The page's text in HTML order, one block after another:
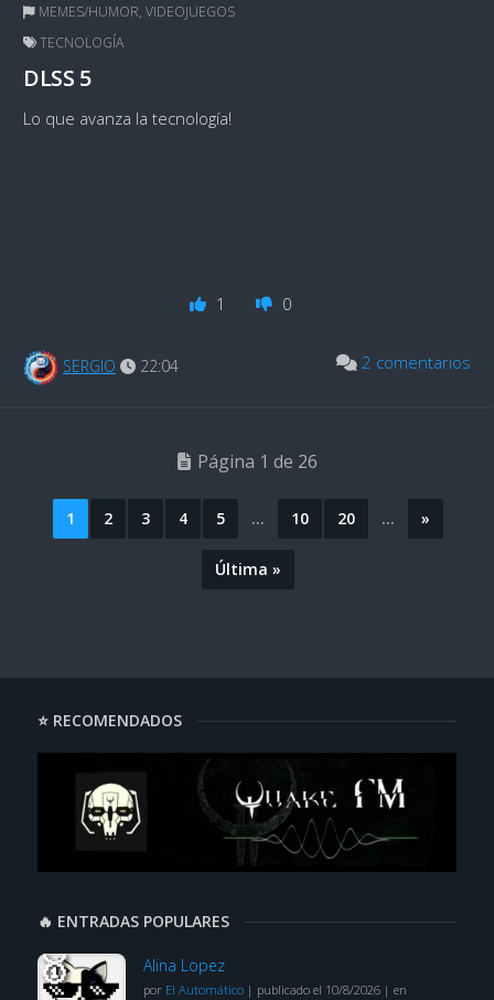
MEMES/HUMOR, VIDEOJUEGOS
TECNOLOGÍA
DLSS 5
Lo que avanza la tecnología!
1 0
SERGIO 22:04 2 comentarios
Página 1 de 26
1 2 3 4 5 ... 10 20 ... »
Última »
⭐ RECOMENDADOS
🔥 ENTRADAS POPULARES
Alina Lopez
por El Automático| publicado el 10/8/2026| en